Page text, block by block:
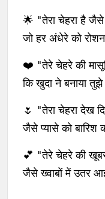
🌟 "तेरा चेहरा है
जो हर अंधेरे को
❤️ "तेरे चेहरे की
कि खुदा ने बनाया
🌷 "तेरा चेहरा देख
जैसे प्यासे को बारिश
💕 "तेरे चेहरे की
जैसे ख्वाबों में उतर